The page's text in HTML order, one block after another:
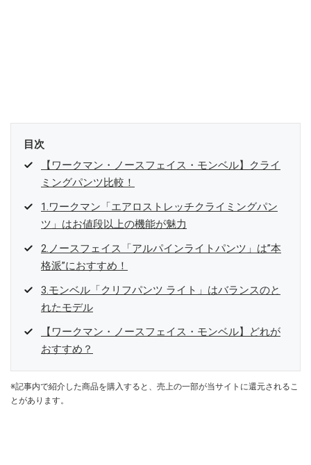
目次
【ワークマン・ノースフェイス・モンベル】クライ
ミングパンツ比較！
1.ワークマン「エアロストレッチクライミングパン
ツ」はお値段以上の機能が魅力
2.ノースフェイス「アルパインライトパンツ」は”本
格派”におすすめ！
3.モンベル「クリフパンツ ライト」はバランスのと
れたモデル
【ワークマン・ノースフェイス・モンベル】どれが
おすすめ？
※記事内で紹介した商品を購入すると、売上の一部が当サイトに還元されるこ
とがあります。